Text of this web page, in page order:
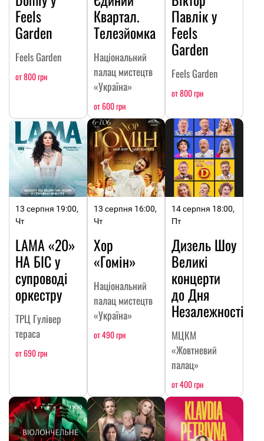
Feels
Garden
Feels Garden
от 800 грн
Квартал.
Телезйомка
Національний
палац мистецтв
«Україна»
от 600 грн
Павлік у
Feels
Garden
Feels Garden
от 800 грн
13 серпня 19:00,
Чт
LAMA «20»
НА БІС у
супроводі
оркестру
ТРЦ Гулівер
тераса
от 690 грн
13 серпня 16:00,
Чт
Хор
«Гомін»
Національний
палац мистецтв
«Україна»
от 490 грн
14 серпня 18:00,
Пт
Дизель Шоу
Великі
концерти
до Дня
Незалежності
МЦКМ
«Жовтневий
палац»
от 400 грн